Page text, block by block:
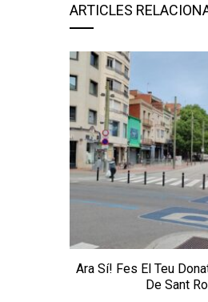
ARTICLES
Ara Sí! Fes El Teu
De Sant